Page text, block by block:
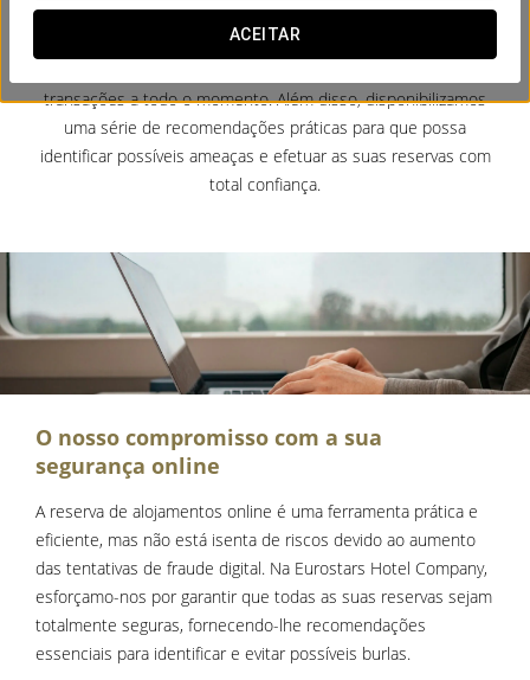
ACEITAR
fraude ou burla estão sempre presentes. Por isso,
trabalhamos ativamente na implementação de medidas
transações a todo o momento. Além disso, disponibilizamos
uma série de recomendações práticas para que possa
identificar possíveis ameaças e efetuar as suas reservas com
total confiança.
O nosso compromisso com a sua
segurança online
A reserva de alojamentos online é uma ferramenta prática e
eficiente, mas não está isenta de riscos devido ao aumento
das tentativas de fraude digital. Na Eurostars Hotel Company,
esforçamo-nos por garantir que todas as suas reservas sejam
totalmente seguras, fornecendo-lhe recomendações
essenciais para identificar e evitar possíveis burlas.